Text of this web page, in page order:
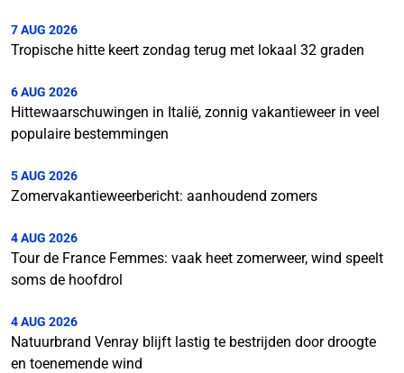
7 AUG 2026
Tropische hitte keert zondag terug met lokaal 32 graden
6 AUG 2026
Hittewaarschuwingen in Italië, zonnig vakantieweer in veel
populaire bestemmingen
5 AUG 2026
Zomervakantieweerbericht: aanhoudend zomers
4 AUG 2026
Tour de France Femmes: vaak heet zomerweer, wind speelt
soms de hoofdrol
4 AUG 2026
Natuurbrand Venray blijft lastig te bestrijden door droogte
en toenemende wind